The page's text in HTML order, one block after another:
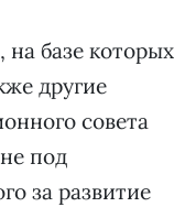
базе которых
другие
совета
под
за развитие